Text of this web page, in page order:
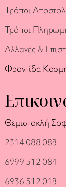
Τρόποι
Τρόποι
Αλλαγές &
Φροντίδα
Θεμιστοκλή
2314 088 088
6999 512 084
6936 512 018